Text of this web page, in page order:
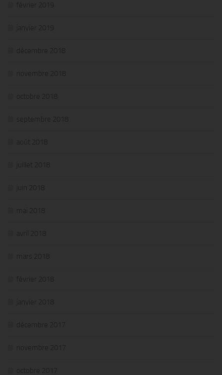
février 2019
janvier 2019
décembre 2018
novembre 2018
octobre 2018
septembre 2018
août 2018
juillet 2018
juin 2018
mai 2018
avril 2018
mars 2018
février 2018
janvier 2018
décembre 2017
novembre 2017
octobre 2017